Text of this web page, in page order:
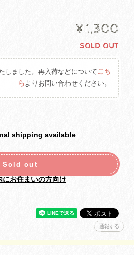
¥1,300
SOLD OUT
しました。再入荷などについてこち
らよりお問い合わせください。
shipping available
Sold out
にお住まいの方向け
通報する